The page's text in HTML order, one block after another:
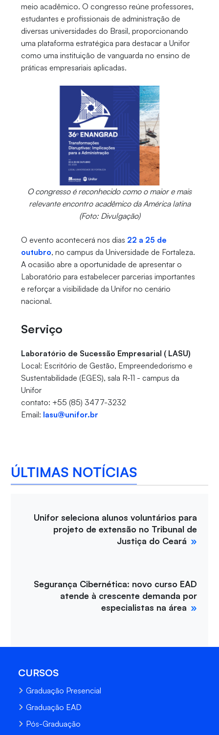
meio acadêmico. O congresso reúne professores,
estudantes e profissionais de administração de
diversas universidades do Brasil, proporcionando
uma plataforma estratégica para destacar a Unifor
como uma instituição de vanguarda no ensino de
práticas empresariais aplicadas.
O congresso é reconhecido como o maior e mais
relevante encontro acadêmico da América latina
(Foto: Divulgação)
O evento acontecerá nos dias 22 a 25 de
outubro, no campus da Universidade de Fortaleza.
A ocasião abre a oportunidade de apresentar o
Laboratório para estabelecer parcerias importantes
e reforçar a visibilidade da Unifor no cenário
nacional.
Serviço
Laboratório de Sucessão Empresarial ( LASU)
Local: Escritório de Gestão, Empreendedorismo e
Sustentabilidade (EGES), sala R-11 - campus da
Unifor
contato: +55 (85) 3477-3232
Email: lasu@unifor.br
ÚLTIMAS NOTÍCIAS
Unifor seleciona alunos voluntários para
projeto de extensão no Tribunal de
Justiça do Ceará
Segurança Cibernética: novo curso EAD
atende à crescente demanda por
especialistas na área
CURSOS
Graduação Presencial
Graduação EAD
Pós-Graduação